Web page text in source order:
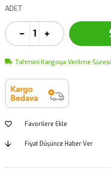
ADET
Tahmini Kargoya Verilme Süresi
Favorilere Ekle
Fiyat Düşünce Haber Ver